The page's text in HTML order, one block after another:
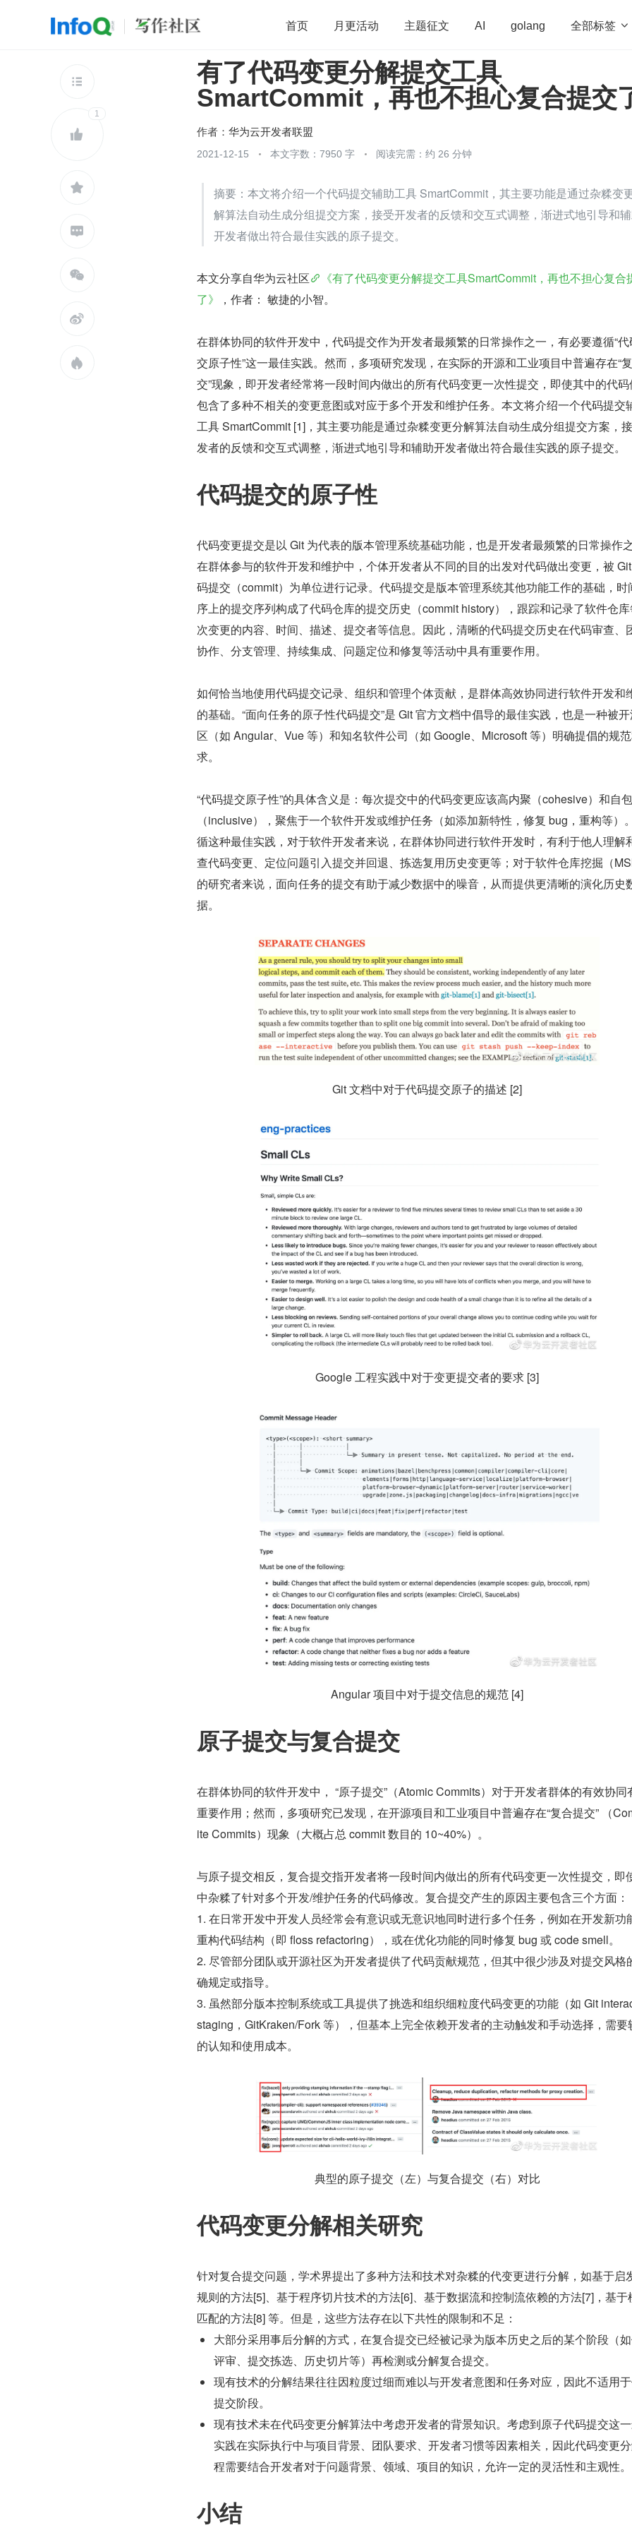
首页 月更活动 主题征文 AI golang 全部标签 
开源 架构 OpenHarmony 算法 学习方法
团队管理 程序员 运维 深度思考 低代码 redis
查看更多


1





有了代码变更分解提交工具
SmartCommit，再也不担心复合提交
作者： 华为云开发者联盟
2021-12-15 本文字数：7950 字 阅读完需：约 26 分钟
摘要：本文将介绍一个代码提交辅助工具 SmartCommit，其主要功能是通过杂糅变
解算法自动生成分组提交方案，接受开发者的反馈和交互式调整，渐进式地引导和
开发者做出符合最佳实践的原子提交。
本文分享自华为云社区
《有了代码变更分解提交工具SmartCommit，再也不担心复合
了》
，作者： 敏捷的小智。
在群体协同的软件开发中，代码提交作为开发者最频繁的日常操作之一，有必要遵循“代
交原子性”这一最佳实践。然而，多项研究发现，在实际的开源和工业项目中普遍存在“
交”现象，即开发者经常将一段时间内做出的所有代码变更一次性提交，即使其中的代码
包含了多种不相关的变更意图或对应于多个开发和维护任务。本文将介绍一个代码提交
工具 SmartCommit [1]，其主要功能是通过杂糅变更分解算法自动生成分组提交方案，
发者的反馈和交互式调整，渐进式地引导和辅助开发者做出符合最佳实践的原子提交。
代码提交的原子性
代码变更提交是以 Git 为代表的版本管理系统基础功能，也是开发者最频繁的日常操作之
在群体参与的软件开发和维护中，个体开发者从不同的目的出发对代码做出变更，被
码提交（commit）为单位进行记录。代码提交是版本管理系统其他功能工作的基础，时
序上的提交序列构成了代码仓库的提交历史（commit history），跟踪和记录了软件仓
次变更的内容、时间、描述、提交者等信息。因此，清晰的代码提交历史在代码审查、
协作、分支管理、持续集成、问题定位和修复等活动中具有重要作用。
如何恰当地使用代码提交记录、组织和管理个体贡献，是群体高效协同进行软件开发和
的基础。“面向任务的原子性代码提交”是 Git 官方文档中倡导的最佳实践，也是一种被
区（如 Angular、Vue 等）和知名软件公司（如 Google、Microsoft 等）明确提倡的规
求。
“代码提交原子性”的具体含义是：每次提交中的代码变更应该高内聚（cohesive）和自
（inclusive），聚焦于一个软件开发或维护任务（如添加新特性，修复 bug，重构等）
循这种最佳实践，对于软件开发者来说，在群体协同进行软件开发时，有利于他人理解
查代码变更、定位问题引入提交并回退、拣选复用历史变更等；对于软件仓库挖掘（
的研究者来说，面向任务的提交有助于减少数据中的噪音，从而提供更清晰的演化历史
据。
Git 文档中对于代码提交原子的描述 [2]
Google 工程实践中对于变更提交者的要求 [3]
Angular 项目中对于提交信息的规范 [4]
原子提交与复合提交
在群体协同的软件开发中， “原子提交”（Atomic Commits）对于开发者群体的有效协同
重要作用；然而，多项研究已发现，在开源项目和工业项目中普遍存在“复合提交” （
ite Commits）现象（大概占总 commit 数目的 10~40%）。
与原子提交相反，复合提交指开发者将一段时间内做出的所有代码变更一次性提交，即
中杂糅了针对多个开发/维护任务的代码修改。复合提交产生的原因主要包含三个方面：
1. 在日常开发中开发人员经常会有意识或无意识地同时进行多个任务，例如在开发新功
重构代码结构（即 ﬂoss refactoring），或在优化功能的同时修复 bug 或 code smell。
2. 尽管部分团队或开源社区为开发者提供了代码贡献规范，但其中很少涉及对提交风格
确规定或指导。
3. 虽然部分版本控制系统或工具提供了挑选和组织细粒度代码变更的功能（如 Git
staging，GitKraken/Fork 等），但基本上完全依赖开发者的主动触发和手动选择，需要
的认知和使用成本。
典型的原子提交（左）与复合提交（右）对比
代码变更分解相关研究
针对复合提交问题，学术界提出了多种方法和技术对杂糅的代变更进行分解，如基于启
规则的方法[5]、基于程序切片技术的方法[6]、基于数据流和控制流依赖的方法[7]，基于
匹配的方法[8] 等。但是，这些方法存在以下共性的限制和不足：
大部分采用事后分解的方式，在复合提交已经被记录为版本历史之后的某个阶段（
评审、提交拣选、历史切片等）再检测或分解复合提交。
现有技术的分解结果往往因粒度过细而难以与开发者意图和任务对应，因此不适用
提交阶段。
现有技术未在代码变更分解算法中考虑开发者的背景知识。考虑到原子代码提交这
实践在实际执行中与项目背景、团队要求、开发者习惯等因素相关，因此代码变更
程需要结合开发者对于问题背景、领域、项目的知识，允许一定的灵活性和主观性。
小结